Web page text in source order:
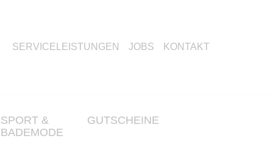
SERVICELEISTUNGEN JOBS KONTAKT
SPORT &
BADEMODE
GUTSCHEINE